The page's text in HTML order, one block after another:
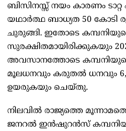
ബിസിനസ്സ് നയം കാരണം
യഥാർത്ഥ ബാധ്യത 50 കോടി
ചുരുങ്ങി. ഇതോടെ
സുരക്ഷിതമായിരിക്കുകയും
അവസാനത്തോടെ
മൂലധനവും കരുതൽ ധനവും
ഉയരുകയും ചെയ്തു.
നിലവിൽ രാജ്യത്തെ
ജനറൽ ഇൻഷുറൻസ്